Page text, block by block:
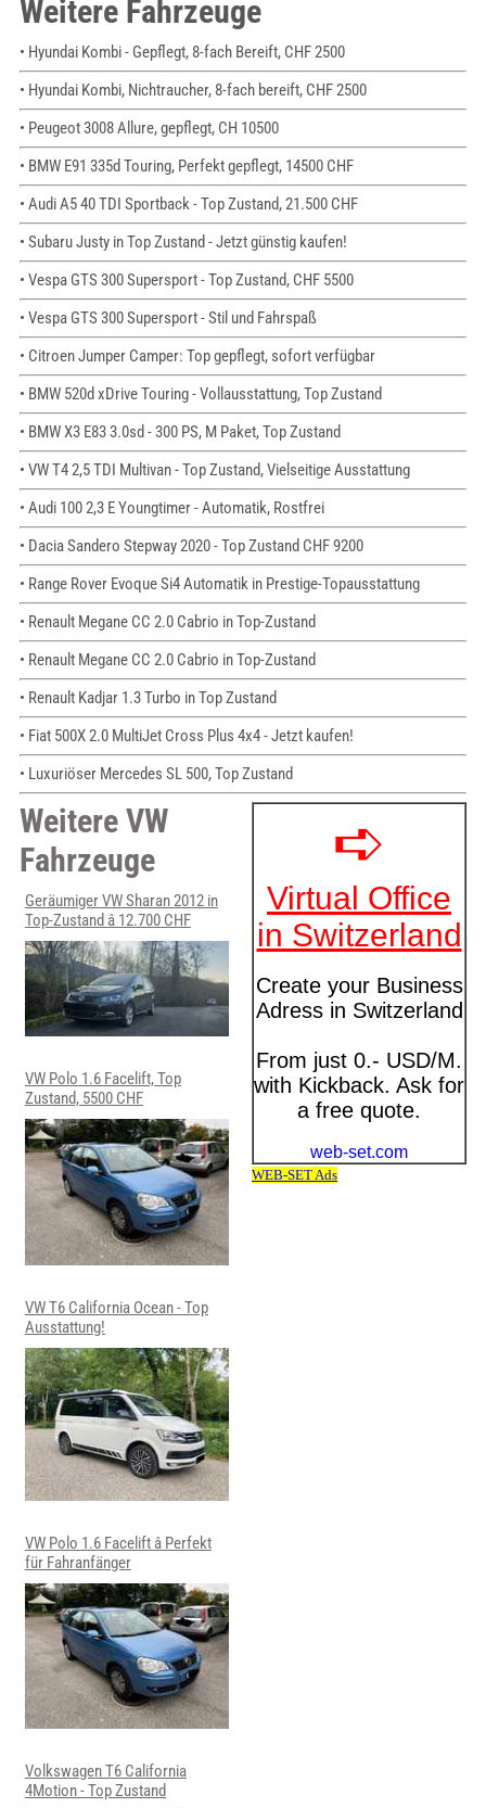
Weitere Fahrzeuge
• Hyundai Kombi - Gepflegt, 8-fach Bereift, CHF 2500
• Hyundai Kombi, Nichtraucher, 8-fach bereift, CHF 2500
• Peugeot 3008 Allure, gepflegt, CH 10500
• BMW E91 335d Touring, Perfekt gepflegt, 14500 CHF
• Audi A5 40 TDI Sportback - Top Zustand, 21.500 CHF
• Subaru Justy in Top Zustand - Jetzt günstig kaufen!
• Vespa GTS 300 Supersport - Top Zustand, CHF 5500
• Vespa GTS 300 Supersport - Stil und Fahrspaß
• Citroen Jumper Camper: Top gepflegt, sofort verfügbar
• BMW 520d xDrive Touring - Vollausstattung, Top Zustand
• BMW X3 E83 3.0sd - 300 PS, M Paket, Top Zustand
• VW T4 2,5 TDI Multivan - Top Zustand, Vielseitige Ausstattung
• Audi 100 2,3 E Youngtimer - Automatik, Rostfrei
• Dacia Sandero Stepway 2020 - Top Zustand CHF 9200
• Range Rover Evoque Si4 Automatik in Prestige-Topausstattung
• Renault Megane CC 2.0 Cabrio in Top-Zustand
• Renault Megane CC 2.0 Cabrio in Top-Zustand
• Renault Kadjar 1.3 Turbo in Top Zustand
• Fiat 500X 2.0 MultiJet Cross Plus 4x4 - Jetzt kaufen!
• Luxuriöser Mercedes SL 500, Top Zustand
Weitere VW
Fahrzeuge
Geräumiger VW Sharan 2012 in
Top-Zustand â 12.700 CHF
VW Polo 1.6 Facelift, Top
Zustand, 5500 CHF
VW T6 California Ocean - Top
Ausstattung!
VW Polo 1.6 Facelift â Perfekt
für Fahranfänger
Volkswagen T6 California
4Motion - Top Zustand